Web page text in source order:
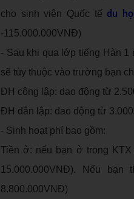
cho sinh viên Quốc tế du
-115.000.000VNĐ)
- Sau khi qua lớp tiếng Hàn 1
sẽ tùy thuộc vào trường bạn
ĐH công lập: dao động từ
ĐH dân lập: dao động từ
- Sinh hoạt phí bao gồm:
Tiền ở: nếu bạn ở trong KTX
15.000.000VNĐ). Nếu bạn
8.800.000VNĐ)